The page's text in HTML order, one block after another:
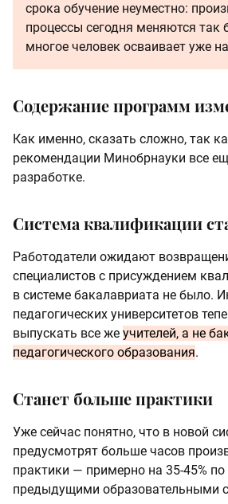
срока обучение неуместно:
процессы сегодня меняются так
многое человек осваивает уже
Содержание программ
Как именно, сказать сложно, так
рекомендации Минобрнауки все
разработке.
Система квалификации
Работодатели ожидают
специалистов с присуждением
в системе бакалавриата не было.
педагогических университетов
выпускать все же учителей, а не
педагогического образования.
Станет больше практики
Уже сейчас понятно, что в новой
предусмотрят больше часов
практики — примерно на 35-45%
предыдущими образовательными